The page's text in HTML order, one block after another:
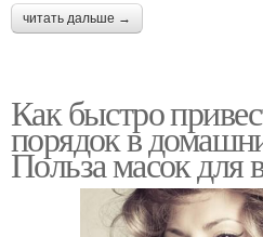
читать дальше →
Как быстро
порядок в
Польза масок для